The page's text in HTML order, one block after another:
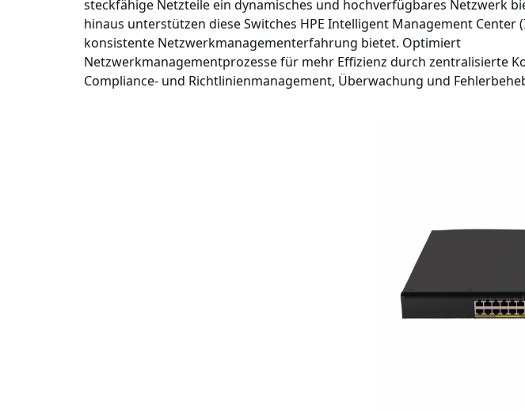
steckfähige Netzteile ein dynamisches und hochverfügbares Netzwerk
hinaus unterstützen diese Switches HPE Intelligent Management Center
konsistente Netzwerkmanagementerfahrung bietet. Optimiert
Netzwerkmanagementprozesse für mehr Effizienz durch zentralisierte
Compliance- und Richtlinienmanagement, Überwachung und